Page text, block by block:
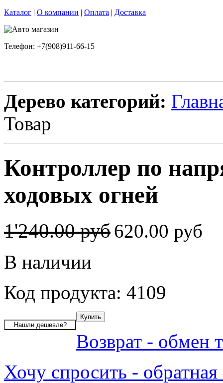
Каталог | О компании | Оплата | Доставка
Телефон: +7(908)911-66-15
Дерево категорий:
Товар
Контроллер по
ходовых огней
1'240.00 руб620.00 руб
В наличии
Код продукта: 4109
Возврат - обмен
Хочу спросить - обратная